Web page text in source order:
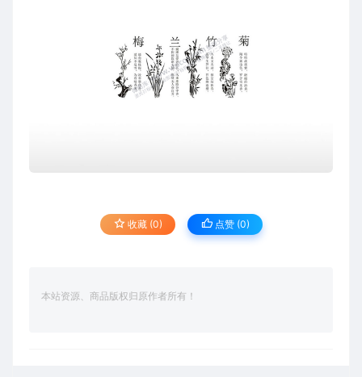
收藏 (0) 点赞 (0)
本站资源、商品版权归原作者所有！